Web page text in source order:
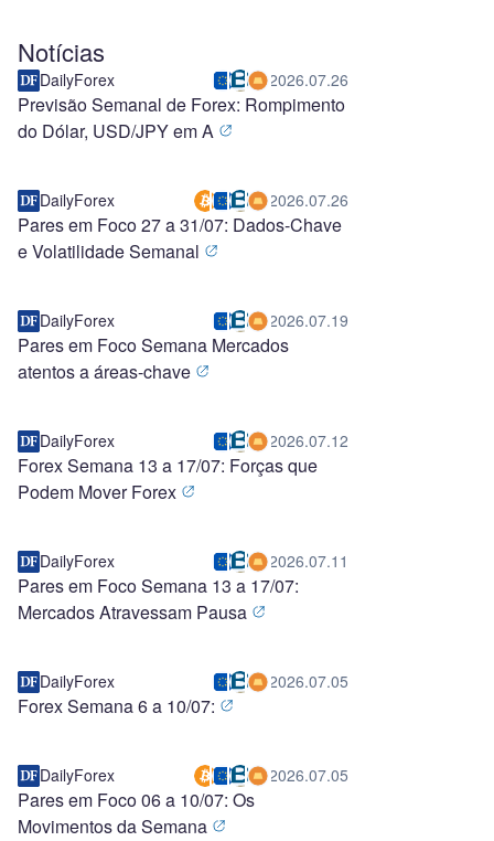
Notícias
DailyForex 2026.07.26
Previsão Semanal de Forex: Rompimento
do Dólar, USD/JPY em A
DailyForex 2026.07.26
Pares em Foco 27 a 31/07: Dados-Chave
e Volatilidade Semanal
DailyForex 2026.07.19
Pares em Foco Semana Mercados
atentos a áreas-chave
DailyForex 2026.07.12
Forex Semana 13 a 17/07: Forças que
Podem Mover Forex
DailyForex 2026.07.11
Pares em Foco Semana 13 a 17/07:
Mercados Atravessam Pausa
DailyForex 2026.07.05
Forex Semana 6 a 10/07:
DailyForex 2026.07.05
Pares em Foco 06 a 10/07: Os
Movimentos da Semana